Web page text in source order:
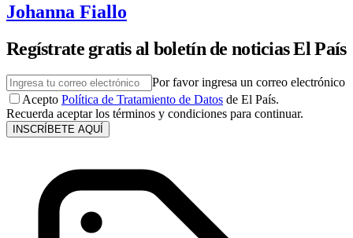
Johanna Fiallo
Regístrate gratis al boletín de noticias El País
Por favor ingresa un correo electrónico
Acepto Política de Tratamiento de Datos de El País.
Recuerda aceptar los términos y condiciones para continuar.
INSCRÍBETE AQUÍ